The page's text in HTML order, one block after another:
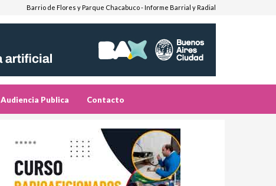
Barrio de Flores y Parque Chacabuco - Informe Barrial y Radial
Audiencia Publica Contacto